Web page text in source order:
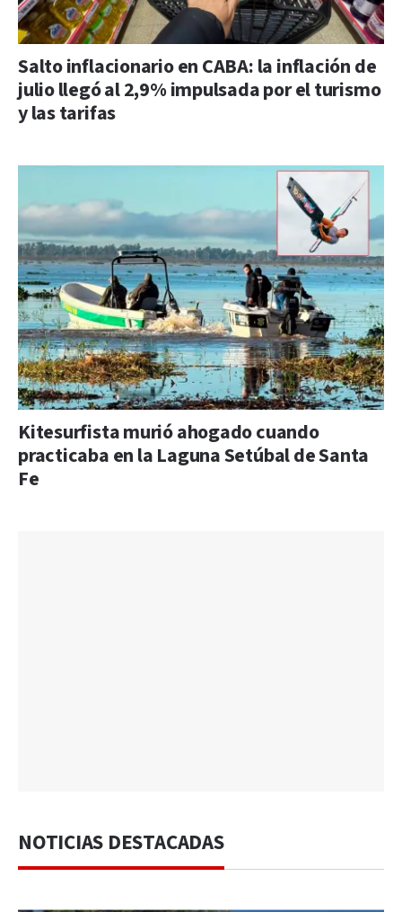
Salto inflacionario en CABA: la inflación de
julio llegó al 2,9% impulsada por el turismo
y las tarifas
Kitesurfista murió ahogado cuando
practicaba en la Laguna Setúbal de Santa
Fe
NOTICIAS DESTACADAS